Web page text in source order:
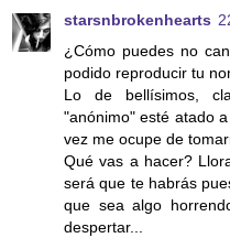
starsnbrokenhearts
¿Cómo puedes no
podido reproducir tu
Lo de bellísimos,
"anónimo" esté atado
vez me ocupe de
Qué vas a hacer?
será que te habrás
que sea algo
despertar...